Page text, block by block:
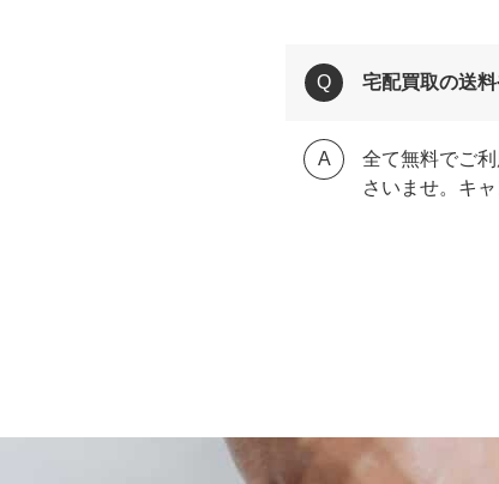
宅配買取の送
全て無料でご
さいませ。キ